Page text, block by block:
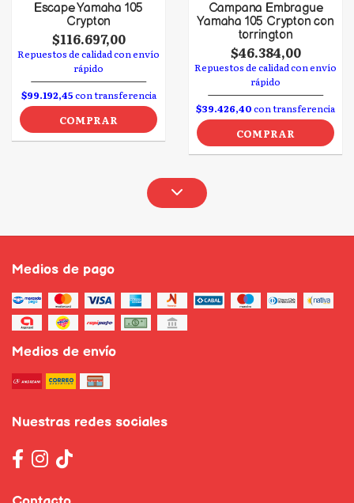
Escape Yamaha 105
Crypton
$116.697,00
Repuestos de calidad con envío
rápido
$99.192,45con transferencia
COMPRAR
Campana Embrague
Yamaha 105 Crypton con
torrington
$46.384,00
Repuestos de calidad con envío
rápido
$39.426,40con transferencia
COMPRAR
Medios de pago
Medios de envío
Nuestras redes sociales